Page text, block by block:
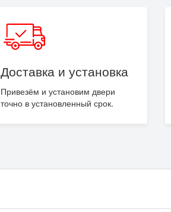
Доставка и установка
Привезём и установим двери
точно в установленный срок.